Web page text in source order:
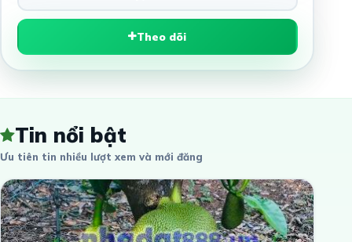
Theo dõi
Tin nổi bật
Ưu tiên tin nhiều lượt xem và mới đăng